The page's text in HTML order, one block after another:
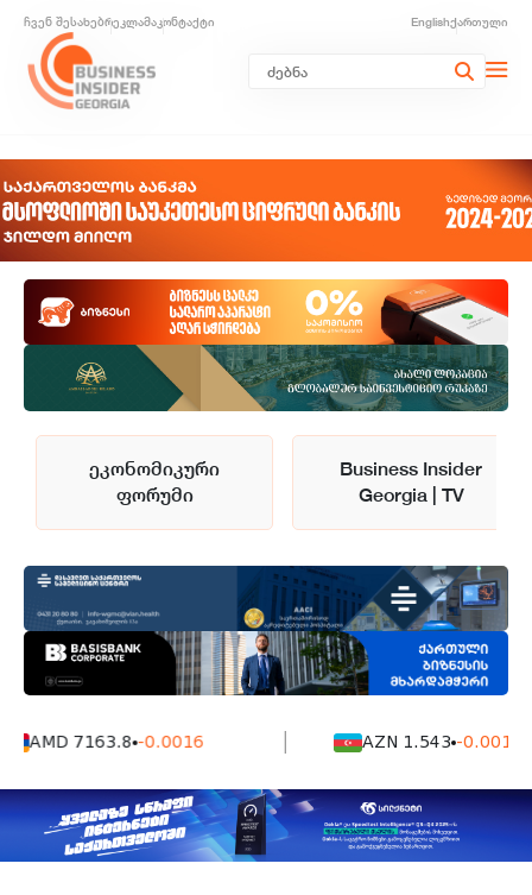
ჩვენ შესახებრეკლამაკონტაქტი Englishქართული
ეკონომიკური
ფორუმი
Business Insider
Georgia | TV
AMD 7163.8 -0.0016 AZN 1.543 -0.001